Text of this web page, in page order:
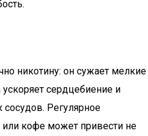
никотину: он сужает мелкие
сердцебиение и
Регулярное
или кофе может привести не